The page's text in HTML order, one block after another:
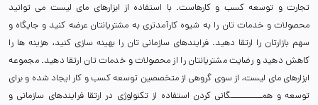
تجارت و توسعه کسب و کارهاست. با استفاده از ابزارهای مای لیست می توانید
محصولات و خدمات تان را به شیوه کارآمدتری به مشتریانتان عرضه کنید و جایگاه و
سهم بازارتان را ارتقا دهید. فرایندهای سازمانی تان را بهینه سازی کنید، هزینه ها را
کاهش دهید و رضایت مشتریانتان را از محصولات و خدمات تان ارتقا دهید. مجموعه
ابزارهای مای لیست، از سوی گروهی از متخصصین توسعه کسب و کار ایجاد شده و برای
توسعه و همـــــــــــگانی کردن استفاده از تکنولوژی در ارتقا فرایندهای سازمانی و